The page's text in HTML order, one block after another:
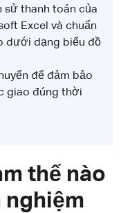
sử thanh toán của
Excel và chuẩn
dưới dạng biểu đồ
để đảm bảo
giao đúng thời
thế nào
nghiệm